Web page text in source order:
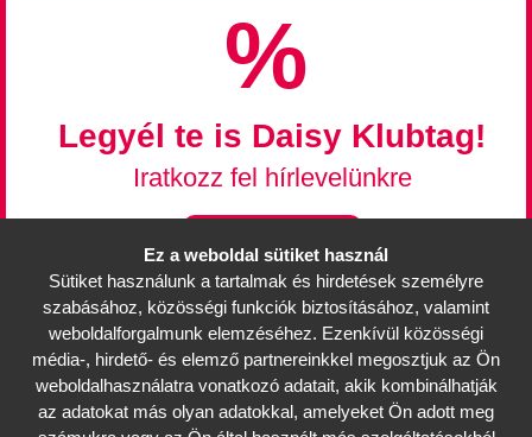
%
Legyél te is Daisy Klubtag!
Iratkozz fel hírlevelünkre
Információk
Mérettáblázat
Partnerek, üzletek
Karrier
Viszonteladóknak
Ez a weboldal sütiket használ
Sütiket használunk a tartalmak és hirdetések személyre
szabásához, közösségi funkciók biztosításához, valamint
weboldalforgalmunk elemzéséhez. Ezenkívül közösségi
média-, hirdető- és elemző partnereinkkel megosztjuk az Ön
weboldalhasználatra vonatkozó adatait, akik kombinálhatják
az adatokat más olyan adatokkal, amelyeket Ön adott meg